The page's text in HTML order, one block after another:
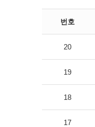
번호
20
19
18
17